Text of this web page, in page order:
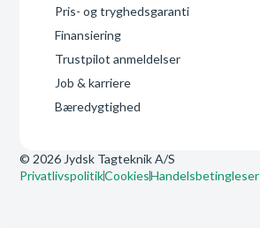
Pris- og tryghedsgaranti
Finansiering
Trustpilot anmeldelser
Job & karriere
Bæredygtighed
© 2026 Jydsk Tagteknik A/S
PrivatlivspolitikCookiesHandelsbetingleser